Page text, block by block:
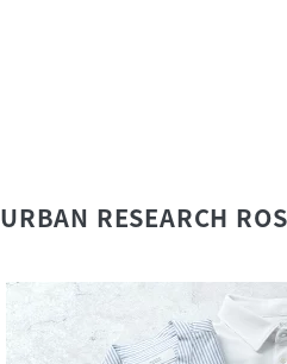
URBAN RESEARCH